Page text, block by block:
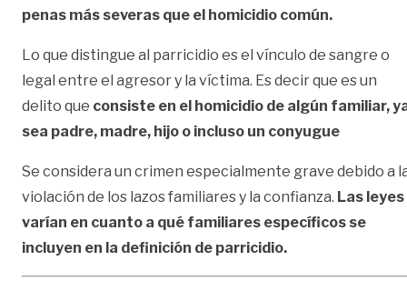
penas más severas que el homicidio común.
Lo que distingue al parricidio es el vínculo de sangre o
legal entre el agresor y la víctima. Es decir que es un
delito que consiste en el homicidio de algún familiar,
sea padre, madre, hijo o incluso un conyugue
Se considera un crimen especialmente grave debido a
violación de los lazos familiares y la confianza. Las leyes
varían en cuanto a qué familiares específicos se
incluyen en la definición de parricidio.